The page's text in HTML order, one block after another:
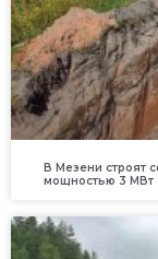
В Мезени строят
мощностью 3 МВт